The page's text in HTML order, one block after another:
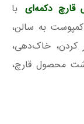
قارچ دکمه‌ای با
به سالن،
کردن، خاک‌دهی،
محصول قارچ،